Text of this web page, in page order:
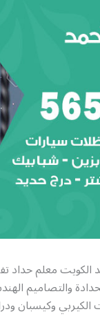
الكويت معلم حداد
والتصاميم
وكيسبان